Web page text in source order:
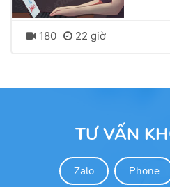
180 22 giờ
TƯ VẤN
Zalo Phone